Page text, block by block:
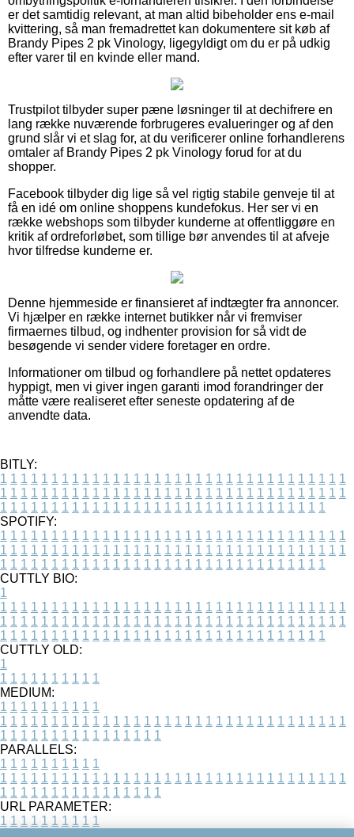
er det samtidig relevant, at man altid bibeholder ens e-mail
kvittering, så man fremadrettet kan dokumentere sit køb af
Brandy Pipes 2 pk Vinology, ligegyldigt om du er på udkig
efter varer til en kvinde eller mand.
Trustpilot tilbyder super pæne løsninger til at dechifrere en
lang række nuværende forbrugeres evalueringer og af den
grund slår vi et slag for, at du verificerer online forhandlerens
omtaler af Brandy Pipes 2 pk Vinology forud for at du
shopper.
Facebook tilbyder dig lige så vel rigtig stabile genveje til at
få en idé om online shoppens kundefokus. Her ser vi en
række webshops som tilbyder kunderne at offentliggøre en
kritik af ordreforløbet, som tillige bør anvendes til at afveje
hvor tilfredse kunderne er.
Denne hjemmeside er finansieret af indtægter fra annoncer.
Vi hjælper en række internet butikker når vi fremviser
firmaernes tilbud, og indhenter provision for så vidt de
besøgende vi sender videre foretager en ordre.
Informationer om tilbud og forhandlere på nettet opdateres
hyppigt, men vi giver ingen garanti imod forandringer der
måtte være realiseret efter seneste opdatering af de
anvendte data.
BITLY:
1 1 1 1 1 1 1 1 1 1 1 1 1 1 1 1 1 1 1 1 1 1 1 1 1 1 1 1 1 1 1 1 1 1
1 1 1 1 1 1 1 1 1 1 1 1 1 1 1 1 1 1 1 1 1 1 1 1 1 1 1 1 1 1 1 1 1 1
1 1 1 1 1 1 1 1 1 1 1 1 1 1 1 1 1 1 1 1 1 1 1 1 1 1 1 1 1 1 1 1
SPOTIFY:
1 1 1 1 1 1 1 1 1 1 1 1 1 1 1 1 1 1 1 1 1 1 1 1 1 1 1 1 1 1 1 1 1 1
1 1 1 1 1 1 1 1 1 1 1 1 1 1 1 1 1 1 1 1 1 1 1 1 1 1 1 1 1 1 1 1 1 1
1 1 1 1 1 1 1 1 1 1 1 1 1 1 1 1 1 1 1 1 1 1 1 1 1 1 1 1 1 1 1 1
CUTTLY BIO:
1
1 1 1 1 1 1 1 1 1 1 1 1 1 1 1 1 1 1 1 1 1 1 1 1 1 1 1 1 1 1 1 1 1 1
1 1 1 1 1 1 1 1 1 1 1 1 1 1 1 1 1 1 1 1 1 1 1 1 1 1 1 1 1 1 1 1 1 1
1 1 1 1 1 1 1 1 1 1 1 1 1 1 1 1 1 1 1 1 1 1 1 1 1 1 1 1 1 1 1 1
CUTTLY OLD:
1
1 1 1 1 1 1 1 1 1 1
MEDIUM:
1 1 1 1 1 1 1 1 1 1
1 1 1 1 1 1 1 1 1 1 1 1 1 1 1 1 1 1 1 1 1 1 1 1 1 1 1 1 1 1 1 1 1 1
1 1 1 1 1 1 1 1 1 1 1 1 1 1 1 1
PARALLELS:
1 1 1 1 1 1 1 1 1 1
1 1 1 1 1 1 1 1 1 1 1 1 1 1 1 1 1 1 1 1 1 1 1 1 1 1 1 1 1 1 1 1 1 1
1 1 1 1 1 1 1 1 1 1 1 1 1 1 1 1
URL PARAMETER:
1 1 1 1 1 1 1 1 1 1